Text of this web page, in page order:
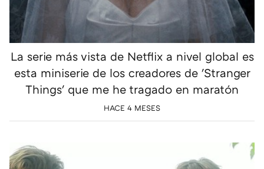
La serie más vista de Netflix a nivel global es
esta miniserie de los creadores de 'Stranger
Things' que me he tragado en maratón
HACE 4 MESES